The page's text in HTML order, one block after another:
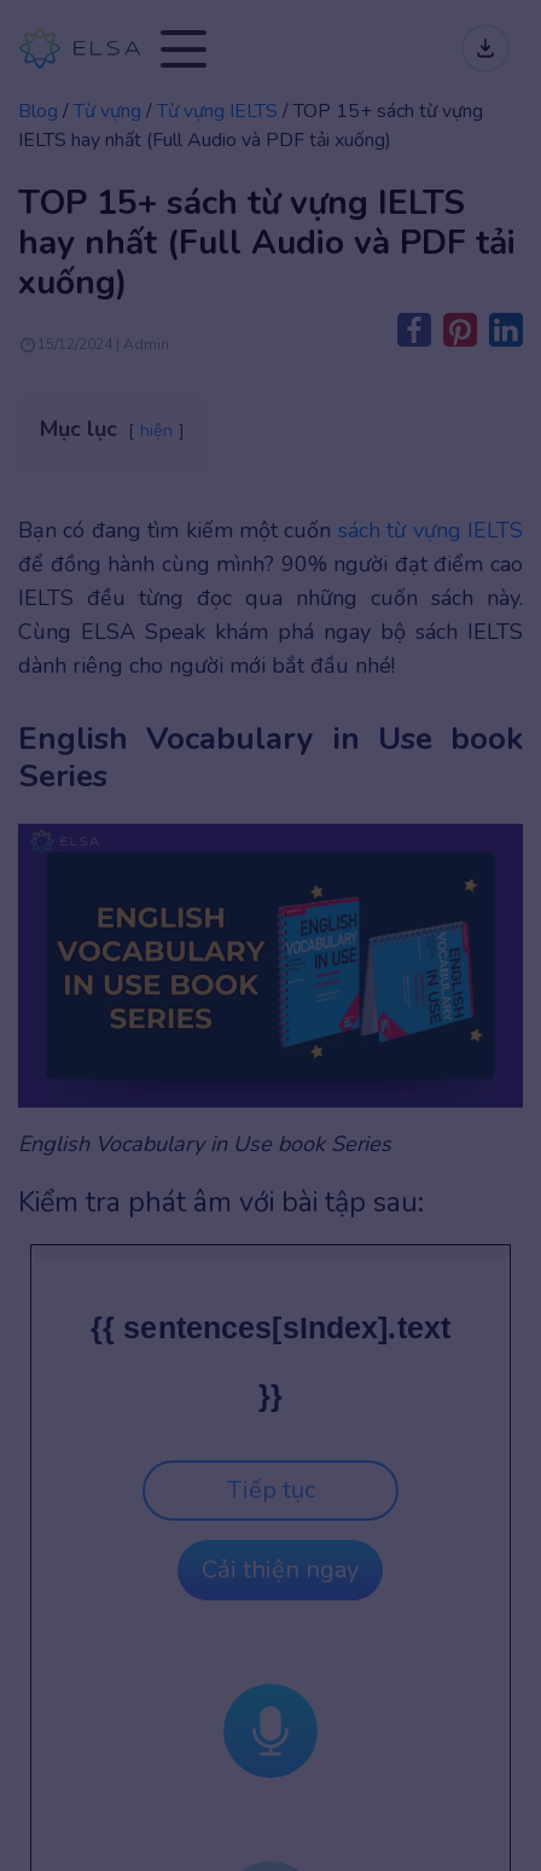
Blog /Từ vựng /Từ vựng IELTS /TOP 15+ sách từ vựng
IELTS hay nhất (Full Audio và PDF tải xuống)
TOP 15+ sách từ vựng IELTS
hay nhất (Full Audio và PDF tải
xuống)
15/12/2024 | Admin
Mục lục hiện
Bạn có đang tìm kiếm một cuốn sách từ vựng IELTS
để đồng hành cùng mình? 90% người đạt điểm cao
IELTS đều từng đọc qua những cuốn sách này.
Cùng ELSA Speak khám phá ngay bộ sách IELTS
dành riêng cho người mới bắt đầu nhé!
English Vocabulary in Use book
Series
English Vocabulary in Use book Series
Kiểm tra phát âm với bài tập sau:
{{ sentences[sIndex].text
}}
Tiếp tục
Cải thiện ngay